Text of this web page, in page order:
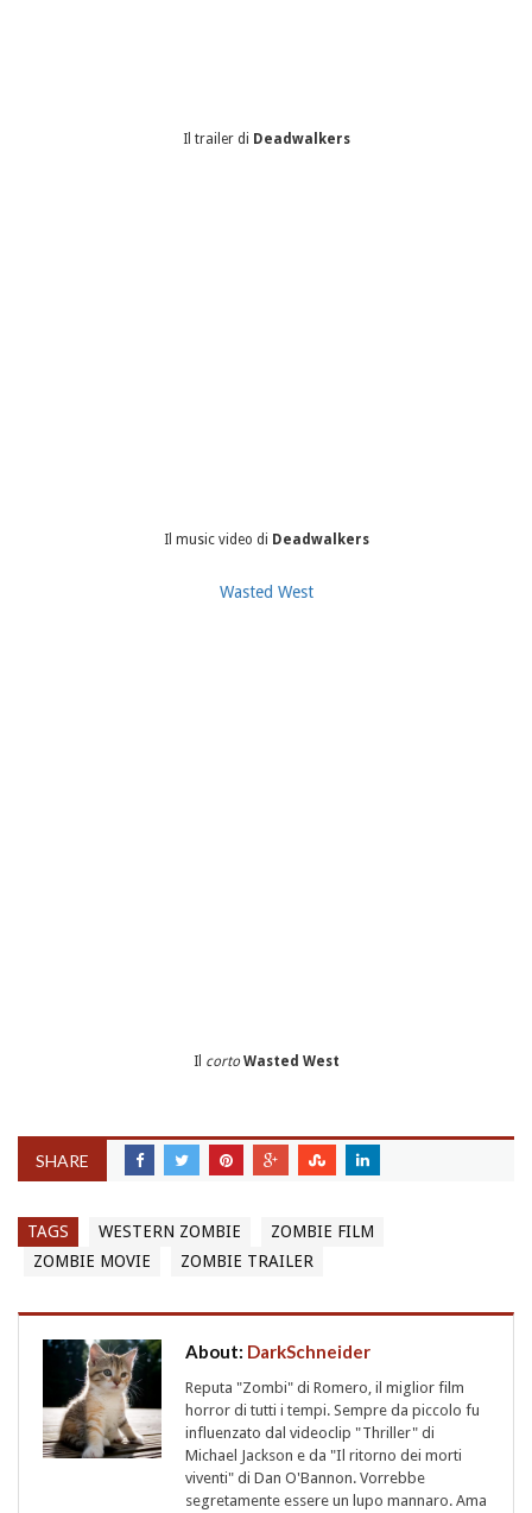
Il trailer di Deadwalkers
Il music video di Deadwalkers
Wasted West
Il corto Wasted West
SHARE
TAGS WESTERN ZOMBIE
ZOMBIE FILM
ZOMBIE MOVIE
ZOMBIE TRAILER
About: DarkSchneider
Reputa "Zombi" di Romero, il miglior film
horror di tutti i tempi. Sempre da piccolo fu
influenzato dal videoclip "Thriller" di
Michael Jackson e da "Il ritorno dei morti
viventi" di Dan O'Bannon. Vorrebbe
segretamente essere un lupo mannaro. Ama